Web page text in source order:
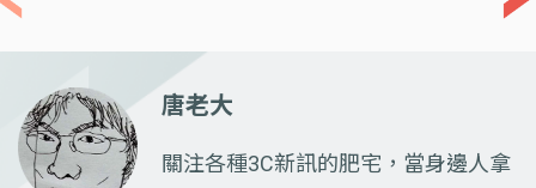
唐老大
關注各種3C新訊的肥宅，當身邊人拿